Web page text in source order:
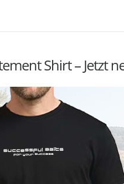
Shirt – Jetzt